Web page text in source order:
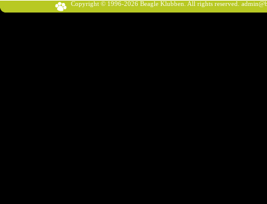
Copyright © 1996-2026 Beagle Klubben. All rights reserved.